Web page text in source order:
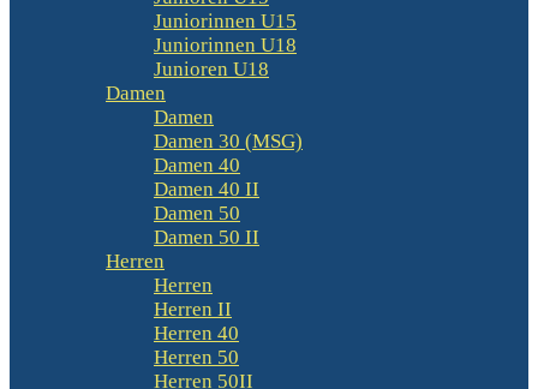
Juniorinnen U15
Juniorinnen U18
Junioren U18
Damen
Damen
Damen 30 (MSG)
Damen 40
Damen 40 II
Damen 50
Damen 50 II
Herren
Herren
Herren II
Herren 40
Herren 50
Herren 50II